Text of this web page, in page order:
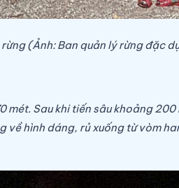
(Ảnh: Ban quản lý rừng đặc
Sau khi tiến sâu khoảng
hình dáng, rủ xuống từ vòm